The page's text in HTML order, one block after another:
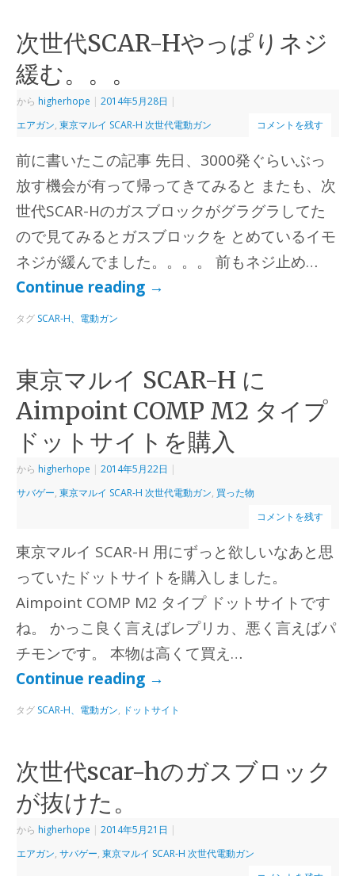
次世代SCAR-Hやっぱりネジ
緩む。。。
から higherhope | 2014年5月28日 |
エアガン,東京マルイ SCAR-H 次世代電動ガン コメントを残す
前に書いたこの記事 先日、3000発ぐらいぶっ
放す機会が有って帰ってきてみると またも、次
世代SCAR-Hのガスブロックがグラグラしてた
ので見てみるとガスブロックを とめているイモ
ネジが緩んでました。。。。 前もネジ止め…
Continue reading →
タグ SCAR-H、電動ガン
東京マルイ SCAR-H に
Aimpoint COMP M2 タイプ
ドットサイトを購入
から higherhope | 2014年5月22日 |
サバゲー,東京マルイ SCAR-H 次世代電動ガン, 買った物
コメントを残す
東京マルイ SCAR-H 用にずっと欲しいなあと思
っていたドットサイトを購入しました。
Aimpoint COMP M2 タイプ ドットサイトです
ね。 かっこ良く言えばレプリカ、悪く言えばパ
チモンです。 本物は高くて買え…
Continue reading →
タグ SCAR-H、電動ガン, ドットサイト
次世代scar-hのガスブロック
が抜けた。
から higherhope | 2014年5月21日 |
エアガン,サバゲー,東京マルイ SCAR-H 次世代電動ガン